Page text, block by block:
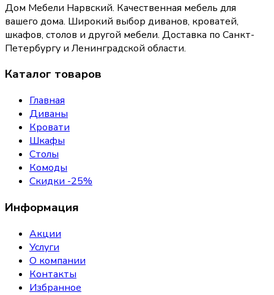
Дом Мебели Нарвский. Качественная мебель для
вашего дома. Широкий выбор диванов, кроватей,
шкафов, столов и другой мебели. Доставка по Санкт-
Петербургу и Ленинградской области.
Каталог товаров
Главная
Диваны
Кровати
Шкафы
Столы
Комоды
Скидки -25%
Информация
Акции
Услуги
О компании
Контакты
Избранное